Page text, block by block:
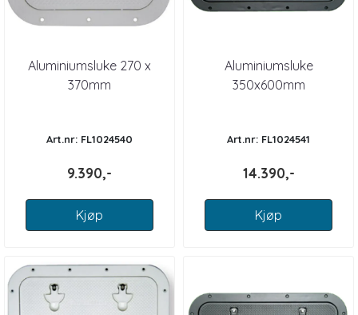
Aluminiumsluke 270 x
370mm
Art.nr: FL1024540
9.390,-
Kjøp
Aluminiumsluke
350x600mm
Art.nr: FL1024541
14.390,-
Kjøp